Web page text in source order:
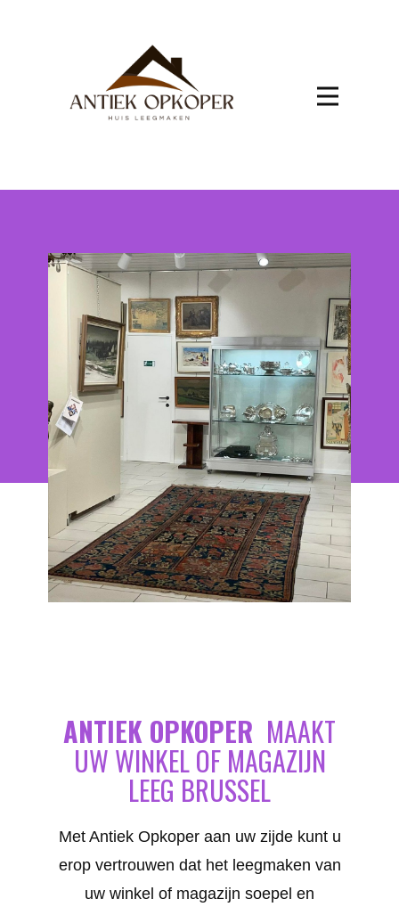
ANTIEK OPKOPER MAAKT
UW WINKEL OF MAGAZIJN
LEEG BRUSSEL
Met Antiek Opkoper aan uw zijde kunt u
erop vertrouwen dat het leegmaken van
uw winkel of magazijn soepel en